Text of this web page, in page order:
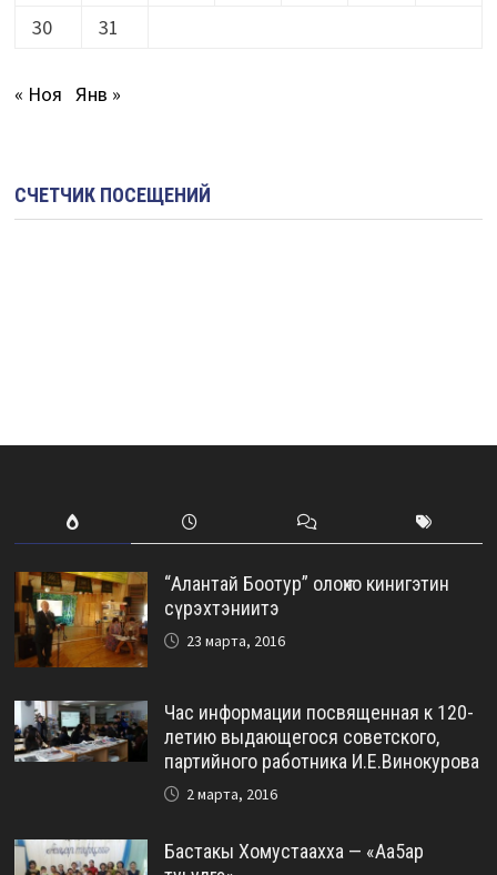
30
31
« Ноя Янв »
СЧЕТЧИК ПОСЕЩЕНИЙ
“Алантай Боотур” олоҥхо кинигэтин
сүрэхтэниитэ
23 марта, 2016
Час информации посвященная к 120-
летию выдающегося советского,
партийного работника И.Е.Винокурова
2 марта, 2016
Бастакы Хомустаахха — «Аа5ар